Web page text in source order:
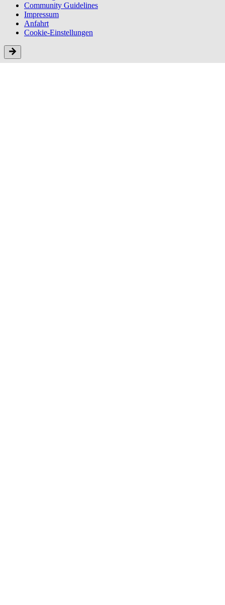
Community Guidelines
Impressum
Anfahrt
Cookie-Einstellungen